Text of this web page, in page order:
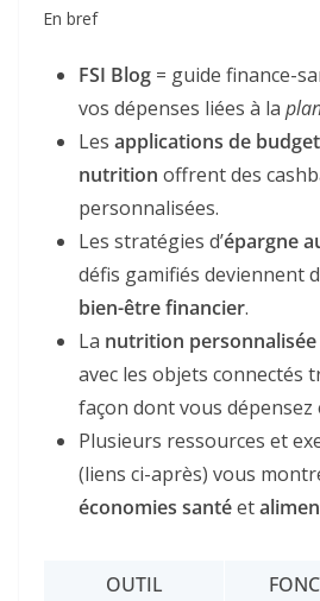
En bref
FSI Blog = guide finance-
vos dépenses liées à la
Les applications de
nutrition offrent des
personnalisées.
Les stratégies d’épargne
défis gamifiés deviennent
bien-être financier.
La nutrition personnalisée
avec les objets connectés
façon dont vous dépensez
Plusieurs ressources et
(liens ci-après) vous
économies santéet
OUTIL